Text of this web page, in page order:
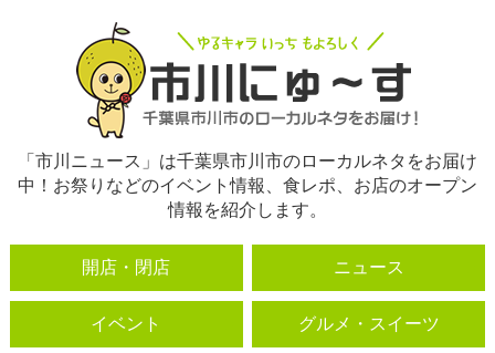
「市川ニュース」は千葉県市川市のローカルネタをお届け
中！お祭りなどのイベント情報、食レポ、お店のオープン
情報を紹介します。
開店・閉店 ニュース
イベント グルメ・スイーツ